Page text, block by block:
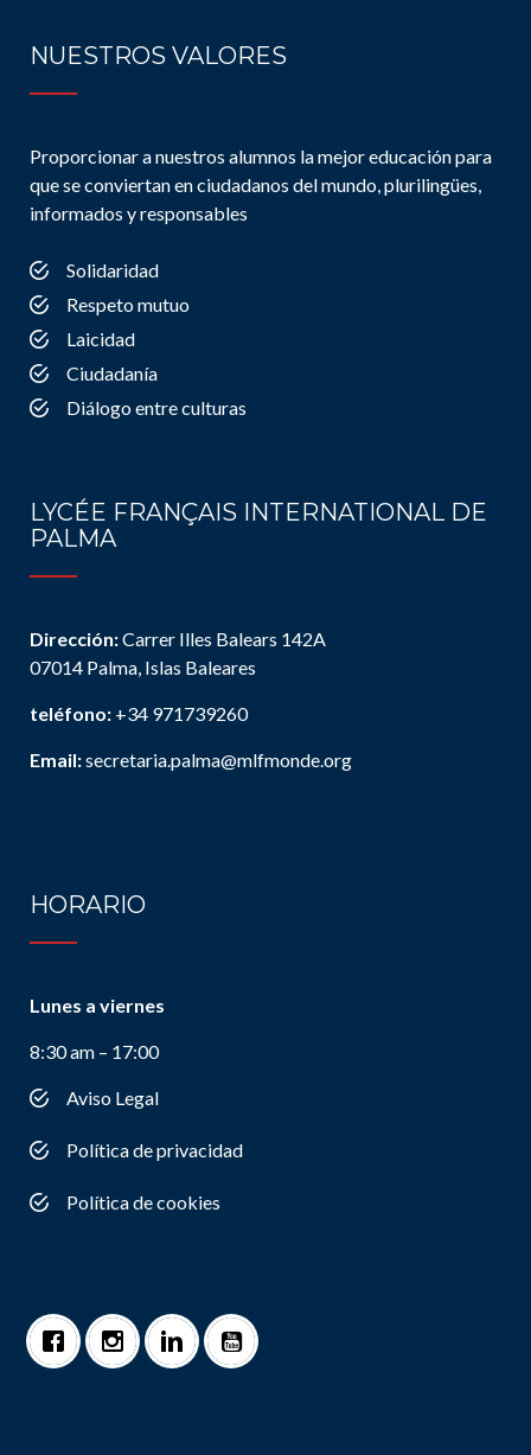
NUESTROS VALORES
Proporcionar a nuestros alumnos la mejor educación para
que se conviertan en ciudadanos del mundo, plurilingües,
informados y responsables
Solidaridad
Respeto mutuo
Laicidad
Ciudadanía
Diálogo entre culturas
LYCÉE FRANÇAIS INTERNATIONAL DE
PALMA
Dirección:Carrer Illes Balears 142A
07014 Palma, Islas Baleares
teléfono: +34 971739260
Email:secretaria.palma@mlfmonde.org
HORARIO
Lunes a viernes
8:30 am – 17:00
Aviso Legal
Política de privacidad
Política de cookies